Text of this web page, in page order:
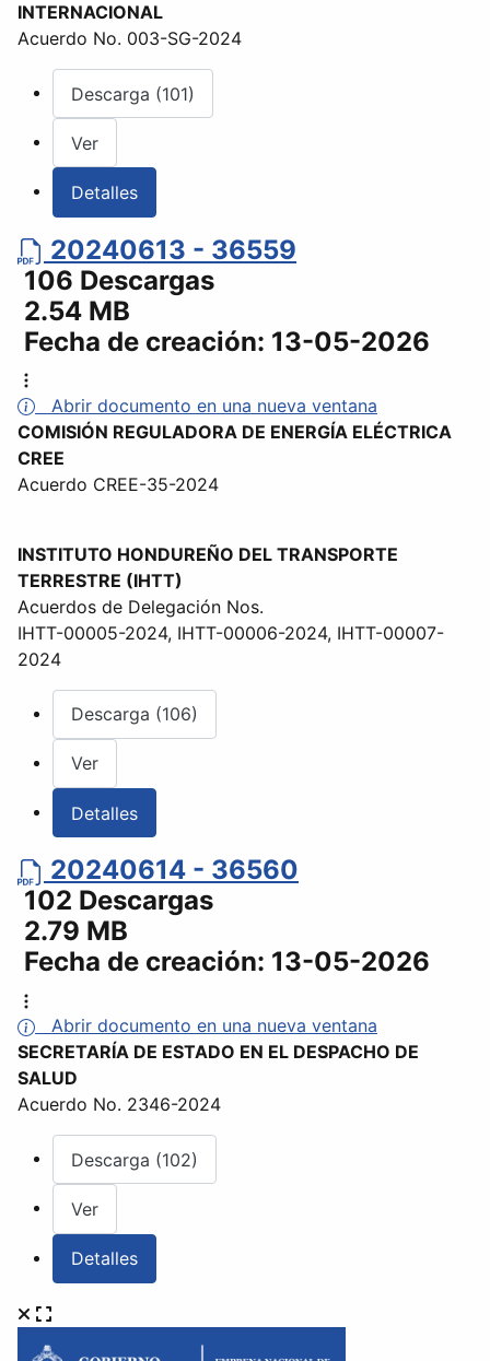
INTERNACIONAL
Acuerdo No. 003-SG-2024
Descarga (101)
Ver
Detalles
20240613 - 36559
106 Descargas
2.54 MB
Fecha de creación: 13-05-2026
Abrir documento en una nueva ventana
COMISIÓN REGULADORA DE ENERGÍA ELÉCTRICA
CREE
Acuerdo CREE-35-2024
INSTITUTO HONDUREÑO DEL TRANSPORTE
TERRESTRE (IHTT)
Acuerdos de Delegación Nos.
IHTT-00005-2024, IHTT-00006-2024, IHTT-00007-
2024
Descarga (106)
Ver
Detalles
20240614 - 36560
102 Descargas
2.79 MB
Fecha de creación: 13-05-2026
Abrir documento en una nueva ventana
SECRETARÍA DE ESTADO EN EL DESPACHO DE
SALUD
Acuerdo No. 2346-2024
Descarga (102)
Ver
Detalles